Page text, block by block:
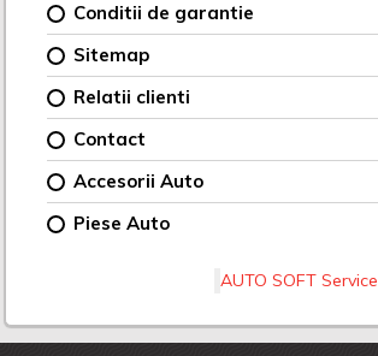
Conditii de garantie
Sitemap
Relatii clienti
Contact
Accesorii Auto
Piese Auto
AUTO SOFT Service